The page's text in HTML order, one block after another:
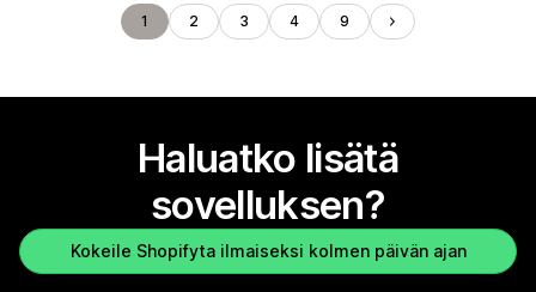
1 2 3 4 9
Haluatko lisätä
sovelluksen?
Kokeile Shopifyta ilmaiseksi kolmen päivän ajan